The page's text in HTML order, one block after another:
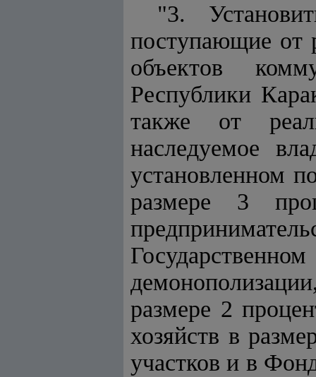
"3.
поступающие от
объектов
Республики
также от
наследуемое
установленном
размере 3
размере 2
хозяйств в
участков и в